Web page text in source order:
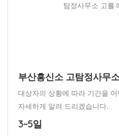
탐정사무소 고를
부산흥신소 고탐정사무
대상자의 상황에 따라 기간을
자세하게 알려 드리겠습니다.
3~5일